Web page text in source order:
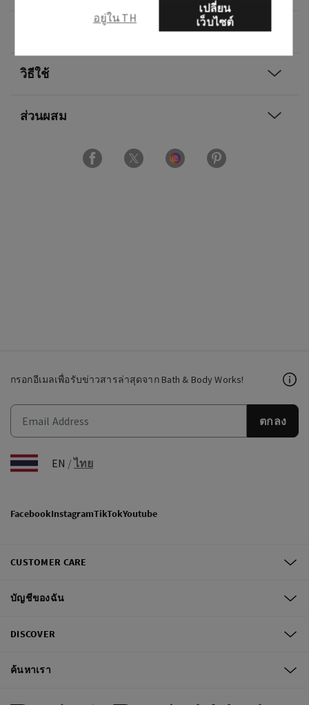
วิธีใช้
ส่วนผสม
กรอกอีเมลเพื่อรับข่าวสารล่าสุดจาก Bath & Body Works!
ตกลง
EN /ไทย
FacebookInstagramTikTokYoutube
CUSTOMER CARE
บัญชีของฉัน
DISCOVER
ค้นหาเรา
อยู่ใน TH
เปลี่ยน
เว็บไซต์